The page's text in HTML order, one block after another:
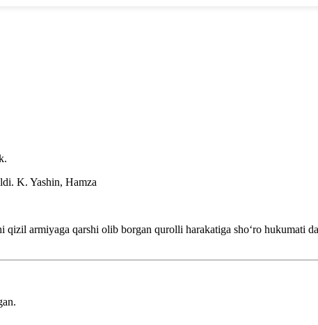
K. Yashin, Hamza
armiyaga qarshi olib borgan qurolli harakatiga shoʻro hukumati